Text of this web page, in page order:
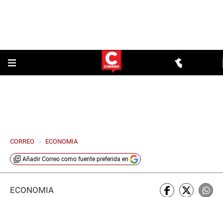
CORREO > ECONOMIA
Añadir Correo como fuente preferida en
ECONOMÍA